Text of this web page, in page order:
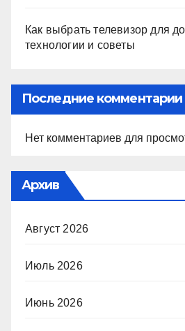
Как выбрать телевизор для
технологии и советы
Последние комментарии
Нет комментариев для
Архив
Август 2026
Июль 2026
Июнь 2026